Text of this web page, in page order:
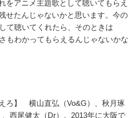
をアニメ主題歌として聴いてもらえ
せたんじゃないかと思います。今の
て聴いてくれたら、そのときは
もわかってもらえるんじゃないかな
ろ】 横山直弘（Vo&G）、秋月琢
西尾健太（Dr）。2013年に大阪で